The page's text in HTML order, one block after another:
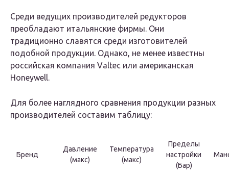
Среди ведущих производителей редукторов
преобладают итальянские фирмы. Они
традиционно славятся среди изготовителей
подобной продукции. Однако, не менее известны
российская компания Valtec или американская
Honeywell.
Для более наглядного сравнения продукции разных
производителей составим таблицу:
Бренд
Давление
(макс)
Температура
(макс)
Пределы
настройки
(Бар)